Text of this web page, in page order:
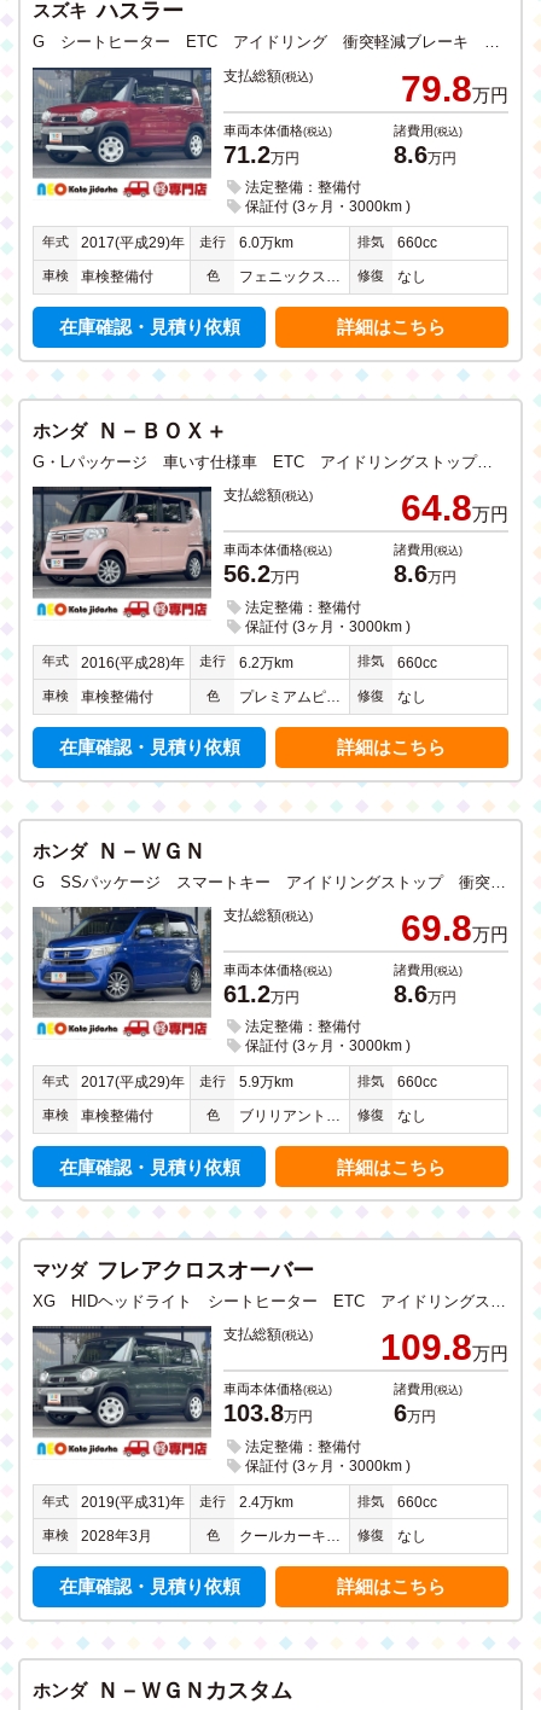
スズキ ハスラー
G シートヒーター ETC アイドリング 衝突軽減ブレーキ CD DVD フルセグTV メモリーナビ Bluetooth バックカメラ 禁煙
支払総額(税込) 79.8万円
車両本体価格(税込)
71.2万円
諸費用(税込)
8.6万円
法定整備：整備付
保証付 (3ヶ月・3000km )
年式 2017(平成29)年 走行 6.0万km 排気 660cc
車検 車検整備付 色 フェニックスレッドパールＩＩ 修復 なし
在庫確認・見積り依頼 詳細はこちら
ホンダ Ｎ－ＢＯＸ＋
G・Lパッケージ 車いす仕様車 ETC アイドリングストップ スマートキー CD ワンセグTV メモリーナビ Bluetooth バックカメラ ステアリングリモコン 左側電動両側スライドドア 禁煙
支払総額(税込) 64.8万円
車両本体価格(税込)
56.2万円
諸費用(税込)
8.6万円
法定整備：整備付
保証付 (3ヶ月・3000km )
年式 2016(平成28)年 走行 6.2万km 排気 660cc
車検 車検整備付 色 プレミアムピンクパールＩＩ 修復 なし
在庫確認・見積り依頼 詳細はこちら
ホンダ Ｎ－ＷＧＮ
支払総額(税込) 69.8万円
車両本体価格(税込)
61.2万円
諸費用(税込)
8.6万円
法定整備：整備付
保証付 (3ヶ月・3000km )
年式 2017(平成29)年 走行 5.9万km 排気 660cc
車検 車検整備付 色 ブリリアントスポーティブルーメタリック 修復 なし
在庫確認・見積り依頼 詳細はこちら
マツダ フレアクロスオーバー
XG HIDヘッドライト シートヒーター ETC アイドリングストップ 衝突軽減ブレーキ CD DVD フルセグTV メモリーナビ Bluetooth USB入力 ステアリングリモコン
支払総額(税込) 109.8万円
車両本体価格(税込)
103.8万円
諸費用(税込)
6万円
法定整備：整備付
保証付 (3ヶ月・3000km )
年式 2019(平成31)年 走行 2.4万km 排気 660cc
車検 2028年3月 色 クールカーキパールメタリック 修復 なし
在庫確認・見積り依頼 詳細はこちら
ホンダ Ｎ－ＷＧＮカスタム